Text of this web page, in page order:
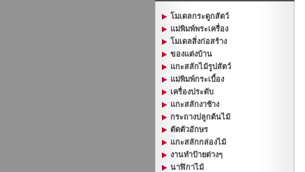
โมเดลกระดูกสัตว์
แม่พิมพ์พระเครื่อง
โมเดลสิ่งก่อสร้าง
ของแต่งบ้าน
แกะสลักไม้รูปสัตว์
แม่พิมพ์กระเบื้อง
เครื่องประดับ
แกะสลักงาช้าง
กระถางปลูกต้นไม้
ตัดตัวอักษร
แกะสลักกล่องไม้
งานทำป้ายต่างๆ
นาฬิกาไม้